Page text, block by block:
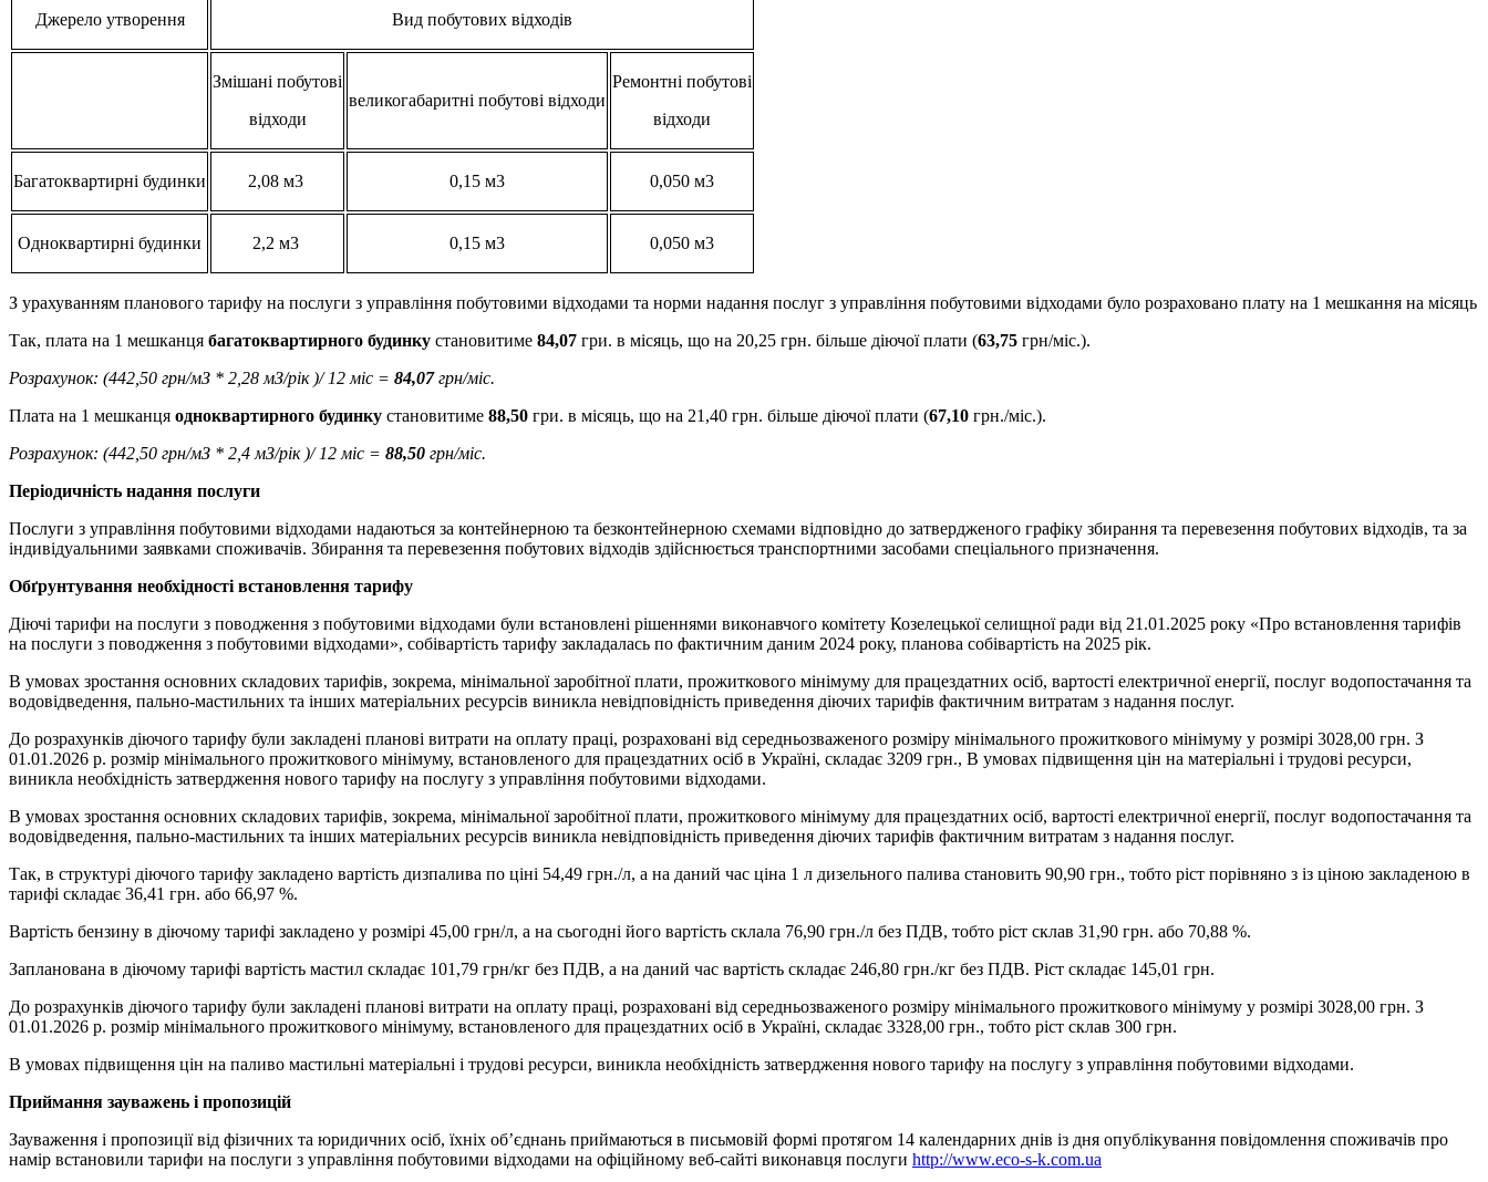
Джерело утворення Вид побутових відходів
Змішані побутові
відходи
великогабаритні побутові відходи
Ремонтні побутові
відходи
Багатоквартирні будинки 2,08 м3 0,15 м3 0,050 м3
Одноквартирні будинки 2,2 м3 0,15 м3 0,050 м3
З урахуванням планового тарифу на послуги з управління побутовими відходами та норми надання послуг з управління побутовими відходами було розраховано плату на 1 мешкання на місяць
Так, плата на 1 мешканця багатоквартирного будинку становитиме 84,07 гри. в місяць, що на 20,25 грн. більше діючої плати (63,75 грн/міс.).
Розрахунок: (442,50 грн/мЗ * 2,28 мЗ/рік )/ 12 міс = 84,07грн/міс.
Плата на 1 мешканця одноквартирного будинку становитиме 88,50 гри. в місяць, що на 21,40 грн. більше діючої плати (67,10 грн./міс.).
Розрахунок: (442,50 грн/мЗ * 2,4 мЗ/рік )/ 12 міс = 88,50 грн/міс.
Періодичність надання послуги
Послуги з управління побутовими відходами надаються за контейнерною та безконтейнерною схемами відповідно до затвердженого графіку збирання та перевезення побутових відходів, та за
індивідуальними заявками споживачів. Збирання та перевезення побутових відходів здійснюється транспортними засобами спеціального призначення.
Обґрунтування необхідності встановлення тарифу
Діючі тарифи на послуги з поводження з побутовими відходами були встановлені рішеннями виконавчого комітету Козелецької селищної ради від 21.01.2025 року «Про встановлення тарифів
на послуги з поводження з побутовими відходами», собівартість тарифу закладалась по фактичним даним 2024 року, планова собівартість на 2025 рік.
В умовах зростання основних складових тарифів, зокрема, мінімальної заробітної плати, прожиткового мінімуму для працездатних осіб, вартості електричної енергії, послуг водопостачання та
водовідведення, пально-мастильних та інших матеріальних ресурсів виникла невідповідність приведення діючих тарифів фактичним витратам з надання послуг.
До розрахунків діючого тарифу були закладені планові витрати на оплату праці, розраховані від середньозваженого розміру мінімального прожиткового мінімуму у розмірі 3028,00 грн. З
01.01.2026 р. розмір мінімального прожиткового мінімуму, встановленого для працездатних осіб в Україні, складає 3209 грн., В умовах підвищення цін на матеріальні і трудові ресурси,
виникла необхідність затвердження нового тарифу на послугу з управління побутовими відходами.
В умовах зростання основних складових тарифів, зокрема, мінімальної заробітної плати, прожиткового мінімуму для працездатних осіб, вартості електричної енергії, послуг водопостачання та
водовідведення, пально-мастильних та інших матеріальних ресурсів виникла невідповідність приведення діючих тарифів фактичним витратам з надання послуг.
Так, в структурі діючого тарифу закладено вартість дизпалива по ціні 54,49 грн./л, а на даний час ціна 1 л дизельного палива становить 90,90 грн., тобто ріст порівняно з із ціною закладеною в
тарифі складає 36,41 грн. або 66,97 %.
Вартість бензину в діючому тарифі закладено у розмірі 45,00 грн/л, а на сьогодні його вартість склала 76,90 грн./л без ПДВ, тобто ріст склав 31,90 грн. або 70,88 %.
Запланована в діючому тарифі вартість мастил складає 101,79 грн/кг без ПДВ, а на даний час вартість складає 246,80 грн./кг без ПДВ. Ріст складає 145,01 грн.
До розрахунків діючого тарифу були закладені планові витрати на оплату праці, розраховані від середньозваженого розміру мінімального прожиткового мінімуму у розмірі 3028,00 грн. З
01.01.2026 р. розмір мінімального прожиткового мінімуму, встановленого для працездатних осіб в Україні, складає 3328,00 грн., тобто ріст склав 300 грн.
В умовах підвищення цін на паливо мастильні матеріальні і трудові ресурси, виникла необхідність затвердження нового тарифу на послугу з управління побутовими відходами.
Приймання зауважень і пропозицій
Зауваження і пропозиції від фізичних та юридичних осіб, їхніх об’єднань приймаються в письмовій формі протягом 14 календарних днів із дня опублікування повідомлення споживачів про
намір встановили тарифи на послуги з управління побутовими відходами на офіційному веб-сайті виконавця послуги http://www.eco-s-k.com.ua